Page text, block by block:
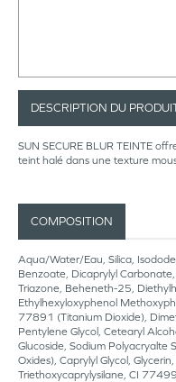
DESCRIPTION DU
SUN SECURE BLUR TEINTE
teint halé dans une texture
COMPOSITION
Aqua/Water/Eau, Silica,
Benzoate, Dicaprylyl
Triazone, Beheneth-25,
Ethylhexyloxyphenol
77891 (Titanium Dioxide),
Pentylene Glycol, Cetearyl
Glucoside, Sodium Polyacryalte
Oxides), Caprylyl Glycol,
Triethoxycaprylysilane, CI